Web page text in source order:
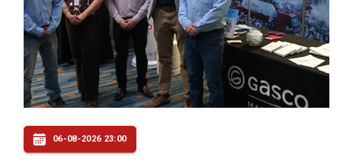
06-08-2026 23:00